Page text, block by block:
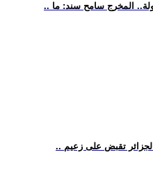
المخرج سامح سند: ما
تقبض على زعيم